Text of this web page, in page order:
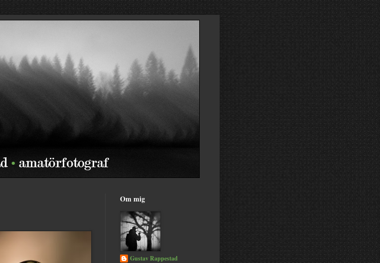
Om mig
Gustav Rappestad